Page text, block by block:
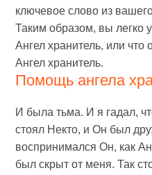
ключевое слово из
Таким образом, вы легко
Ангел хранитель, или что
Ангел хранитель.
Помощь ангела
И была тьма. И я гадал,
стоял Некто, и Он был
воспринимался Он, как
был скрыт от меня. Так